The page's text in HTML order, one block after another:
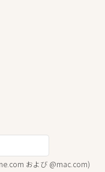
および @mac.com)